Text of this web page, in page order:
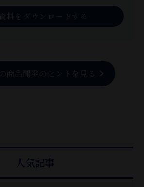
料をダウンロードする
の商品開発のヒントを見る
人気記事